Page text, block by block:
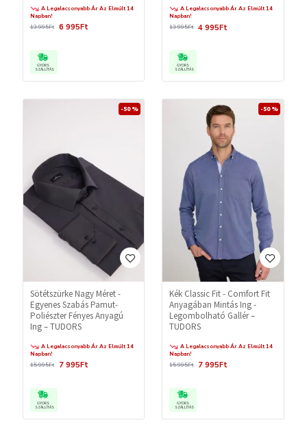
A Legalacsonyabb Ár Az Elmúlt 14
Napban!
6 995Ft
13 995Ft
GYORS
SZÁLLÍTÁS
A Legalacsonyabb Ár Az Elmúlt 14
Napban!
4 995Ft
13 995Ft
GYORS
SZÁLLÍTÁS
-50 %
Sötétszürke Nagy Méret -
Egyenes Szabás Pamut-
Poliészter Fényes Anyagú
Ing – TUDORS
A Legalacsonyabb Ár Az Elmúlt 14
Napban!
7 995Ft
15 995Ft
GYORS
SZÁLLÍTÁS
-50 %
Kék Classic Fit - Comfort Fit
Anyagában Mintás Ing -
Legombolható Gallér –
TUDORS
A Legalacsonyabb Ár Az Elmúlt 14
Napban!
7 995Ft
15 995Ft
GYORS
SZÁLLÍTÁS